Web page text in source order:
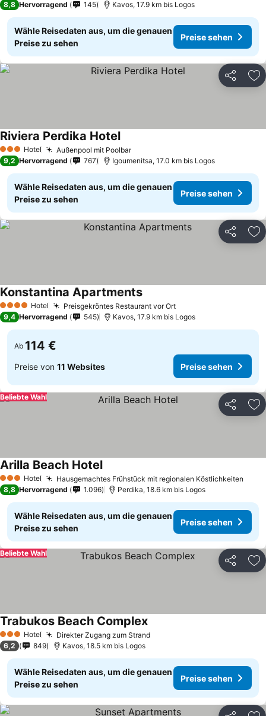
8,8 Hervorragend 145 Kavos, 17.9 km bis Logos
Wähle Reisedaten aus, um die genauen
Preise zu sehen
Preise sehen
Teilen
3 SterneHotel Außenpool mit Poolbar
Riviera Perdika Hotel
9,2 Hervorragend 767 Igoumenitsa, 17.0 km bis Logos
Wähle Reisedaten aus, um die genauen
Preise zu sehen
Preise sehen
Teilen
4 Sterne Hotel Preisgekröntes Restaurant vor Ort
Konstantina Apartments
9,4 Hervorragend 545 Kavos, 17.9 km bis Logos
Ab 114 €
Preise von 11 Websites Preise sehen
Teilen
Beliebte Wahl
3 SterneHotel Hausgemachtes Frühstück mit regionalen Köstlichkeiten
Arilla Beach Hotel
8,8 Hervorragend 1.096 Perdika, 18.6 km bis Logos
Wähle Reisedaten aus, um die genauen
Preise zu sehen
Preise sehen
Teilen
Beliebte Wahl
3 SterneHotel Direkter Zugang zum Strand
Trabukos Beach Complex
6,2 849 Kavos, 18.5 km bis Logos
Wähle Reisedaten aus, um die genauen
Preise zu sehen
Preise sehen